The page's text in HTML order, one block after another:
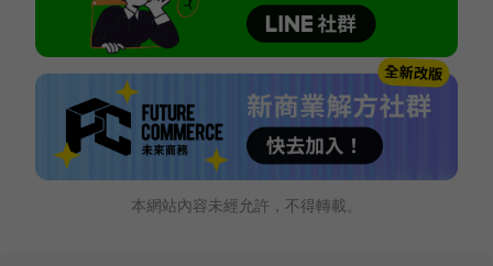
本網站內容未經允許，不得轉載。